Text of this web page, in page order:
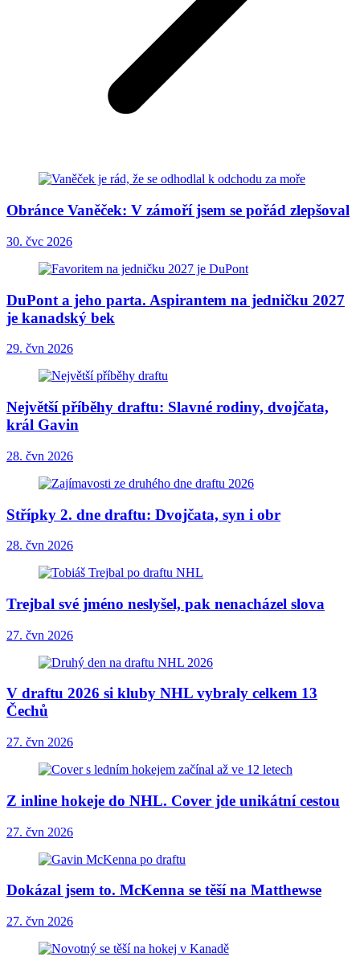
Obránce Vaněček: V zámoří jsem se pořád zlepšoval
30. čvc 2026
DuPont a jeho parta. Aspirantem na jedničku 2027
je kanadský bek
29. čvn 2026
Největší příběhy draftu: Slavné rodiny, dvojčata,
král Gavin
28. čvn 2026
Střípky 2. dne draftu: Dvojčata, syn i obr
28. čvn 2026
Trejbal své jméno neslyšel, pak nenacházel slova
27. čvn 2026
V draftu 2026 si kluby NHL vybraly celkem 13
Čechů
27. čvn 2026
Z inline hokeje do NHL. Cover jde unikátní cestou
27. čvn 2026
Dokázal jsem to. McKenna se těší na Matthewse
27. čvn 2026